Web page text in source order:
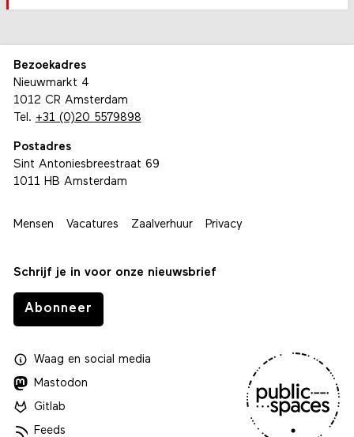
Bezoekadres
Nieuwmarkt 4
1012 CR Amsterdam
Tel. +31 (0)20 5579898
Postadres
Sint Antoniesbreestraat 69
1011 HB Amsterdam
Mensen Vacatures Zaalverhuur Privacy
Schrijf je in voor onze nieuwsbrief
Abonneer
Waagen social media
Mastodon
Gitlab
Feeds